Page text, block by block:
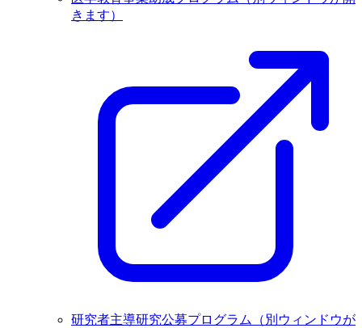
きます）
研究者主導研究公募プログラム
（別ウィンドウが